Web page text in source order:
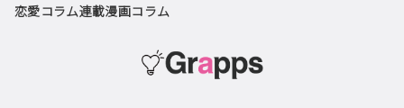
恋愛コラム連載漫画コラム